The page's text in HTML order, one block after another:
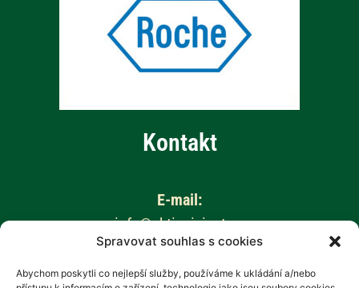
Spravovat souhlas s cookies
Abychom poskytli co nejlepší služby, používáme k ukládání a/nebo
Kontakt
E-mail:
info@aktivnizivot.cz
Odborní garanti: